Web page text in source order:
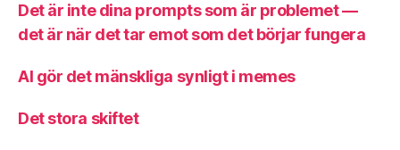
Det är inte dina prompts som är problemet —
det är när det tar emot som det börjar fungera
AI gör det mänskliga synligt i memes
Det stora skiftet